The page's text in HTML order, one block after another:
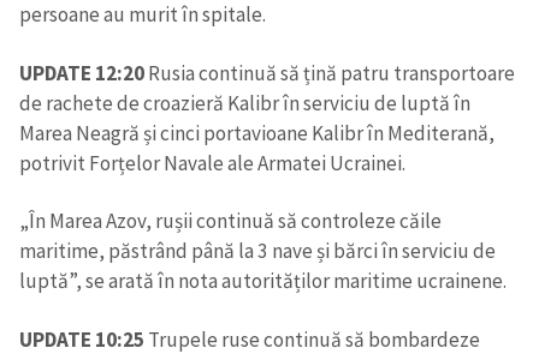
persoane au murit în spitale.
UPDATE 12:20Rusia continuă să țină patru transportoare
de rachete de croazieră Kalibr în serviciu de luptă în
Marea Neagră și cinci portavioane Kalibr în Mediterană,
potrivit Forțelor Navale ale Armatei Ucrainei.
„În Marea Azov, rușii continuă să controleze căile
maritime, păstrând până la 3 nave și bărci în serviciu de
luptă”, se arată în nota autorităților maritime ucrainene.
UPDATE 10:25 Trupele ruse continuă să bombardeze